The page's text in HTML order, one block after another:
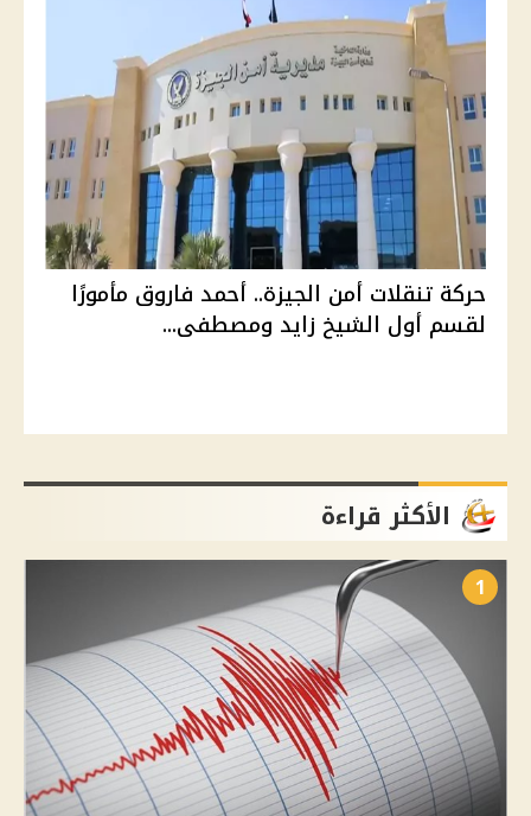
حركة تنقلات أمن الجيزة.. أحمد فاروق مأمورًا
لقسم أول الشيخ زايد ومصطفى...
الأكثر قراءة
1